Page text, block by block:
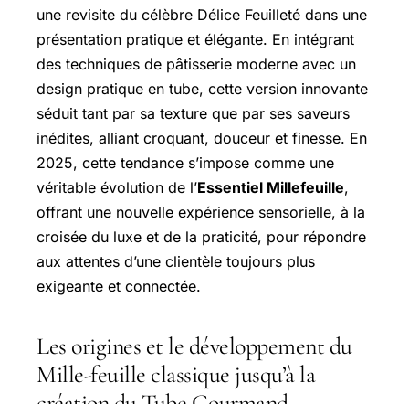
une revisite du célèbre Délice Feuilleté dans une
présentation pratique et élégante. En intégrant
des techniques de pâtisserie moderne avec un
design pratique en tube, cette version innovante
séduit tant par sa texture que par ses saveurs
inédites, alliant croquant, douceur et finesse. En
2025, cette tendance s’impose comme une
véritable évolution de l’Essentiel Millefeuille,
offrant une nouvelle expérience sensorielle, à la
croisée du luxe et de la praticité, pour répondre
aux attentes d’une clientèle toujours plus
exigeante et connectée.
Les origines et le développement du
Mille-feuille classique jusqu’à la